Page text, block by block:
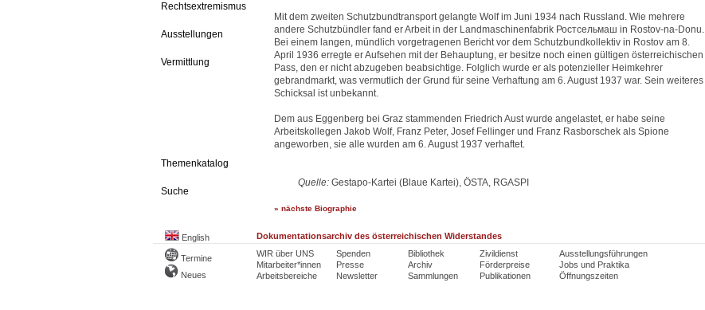
Rechtsextremismus
Ausstellungen
Vermittlung
Themenkatalog
Suche
Mit dem zweiten Schutzbundtransport gelangte Wolf im Juni 1934 nach Russland. Wie mehrere
andere Schutzbündler fand er Arbeit in der Landmaschinenfabrik Ростсельмаш in Rostov-na-Donu.
Bei einem langen, mündlich vorgetragenen Bericht vor dem Schutzbundkollektiv in Rostov am 8.
April 1936 erregte er Aufsehen mit der Behauptung, er besitze noch einen gültigen österreichischen
Pass, den er nicht abzugeben beabsichtige. Folglich wurde er als potenzieller Heimkehrer
gebrandmarkt, was vermutlich der Grund für seine Verhaftung am 6. August 1937 war. Sein weiteres
Schicksal ist unbekannt.
Dem aus Eggenberg bei Graz stammenden Friedrich Aust wurde angelastet, er habe seine
Arbeitskollegen Jakob Wolf, Franz Peter, Josef Fellinger und Franz Rasborschek als Spione
angeworben, sie alle wurden am 6. August 1937 verhaftet.
Quelle: Gestapo-Kartei (Blaue Kartei), ÖSTA, RGASPI
» nächste Biographie
English Dokumentationsarchiv des österreichischen Widerstandes
Termine
Neues
WIR über UNS
Mitarbeiter*innen
Arbeitsbereiche
Spenden
Presse
Newsletter
Bibliothek
Archiv
Sammlungen
Zivildienst
Förderpreise
Publikationen
Ausstellungsführungen
Jobs und Praktika
Öffnungszeiten